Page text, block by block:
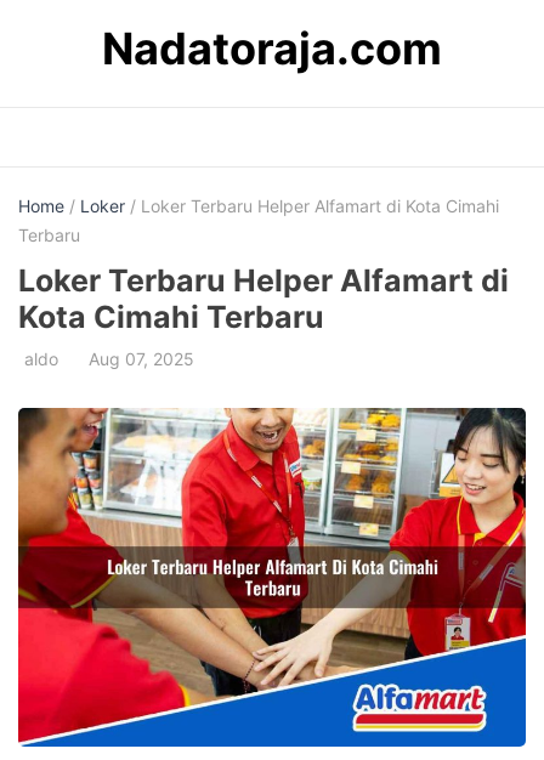
Nadatoraja.com
Home / Loker / Loker Terbaru Helper Alfamart di Kota Cimahi
Terbaru
Loker Terbaru Helper Alfamart di
Kota Cimahi Terbaru
aldo Aug 07, 2025